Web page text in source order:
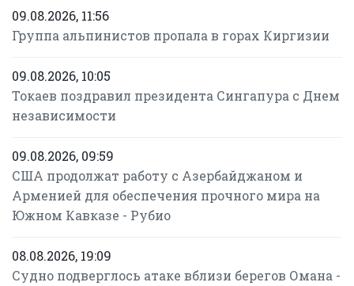
09.08.2026, 11:56
Группа альпинистов пропала в горах Киргизии
09.08.2026, 10:05
Токаев поздравил президента Сингапура с Днем
независимости
09.08.2026, 09:59
США продолжат работу с Азербайджаном и
Арменией для обеспечения прочного мира на
Южном Кавказе - Рубио
08.08.2026, 19:09
Судно подверглось атаке вблизи берегов Омана -